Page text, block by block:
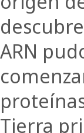
ARN
Tierra